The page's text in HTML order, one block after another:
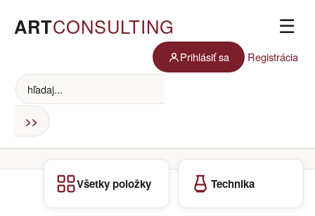
ARTCONSULTING ☰
Prihlásiť sa Registrácia
Všetky položky Technika